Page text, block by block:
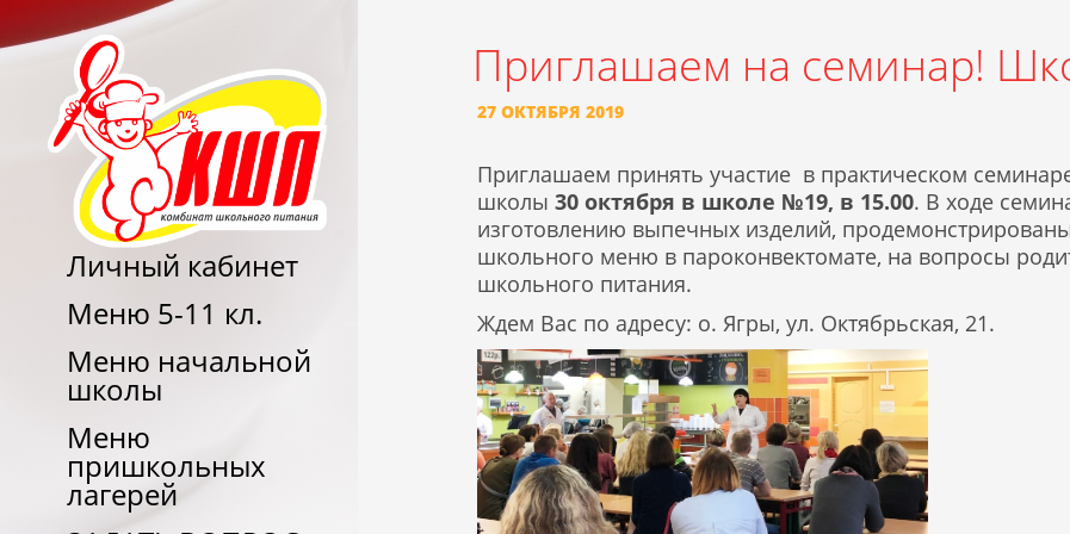
Личный кабинет
Меню 5-11 кл.
Меню начальной
школы
Меню
пришкольных
лагерей
Приглашаем на семинар!
27 ОКТЯБРЯ 2019
Приглашаем принять участие в практическом
школы 30 октября в школе №19, в 15.00. В ходе
изготовлению выпечных изделий,
школьного меню в пароконвектомате, на вопросы
школьного питания.
Ждем Вас по адресу: о. Ягры, ул. Октябрьская, 21.